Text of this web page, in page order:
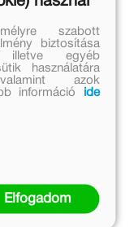
novellák
és
megjelenő,
ifjúsági
szabott
biztosítása
illetve egyéb
használatára
azok
információ
ide
Elfogadom